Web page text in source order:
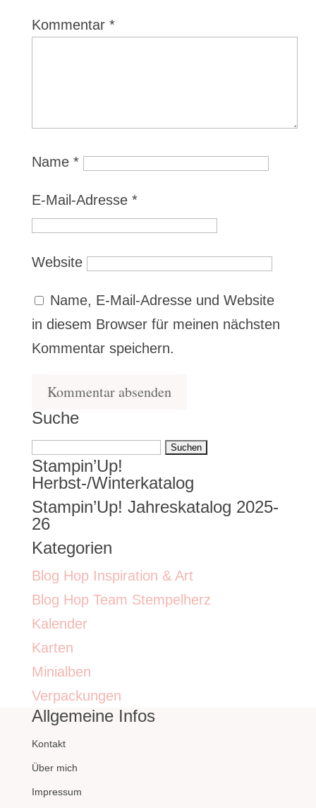
Kommentar *
Name *
E-Mail-Adresse *
Website
Name, E-Mail-Adresse und Website
in diesem Browser für meinen nächsten
Kommentar speichern.
Suche
Suchen
nach:
Stampin’Up!
Herbst-/Winterkatalog
Stampin’Up! Jahreskatalog 2025-
26
Kategorien
Blog Hop Inspiration & Art
Blog Hop Team Stempelherz
Kalender
Karten
Minialben
Verpackungen
Allgemeine Infos
Kontakt
Über mich
Impressum